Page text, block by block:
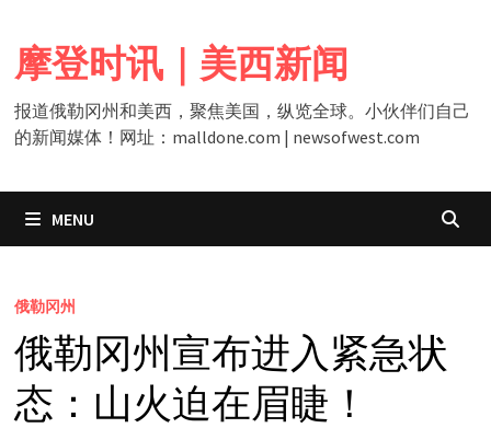
content
摩登时讯｜美西新闻
报道俄勒冈州和美西，聚焦美国，纵览全球。小伙伴们自己
的新闻媒体！网址：malldone.com | newsofwest.com
MENU
俄勒冈州
俄勒冈州宣布进入紧急状
态：山火迫在眉睫！